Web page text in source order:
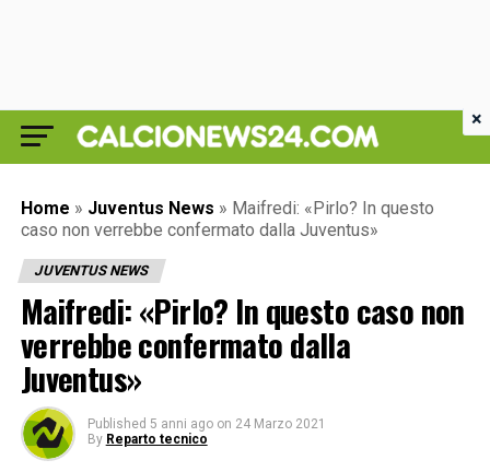
Home » Juventus News » Maifredi: «Pirlo? In questo
caso non verrebbe confermato dalla Juventus»
JUVENTUS NEWS
Maifredi: «Pirlo? In questo caso non
verrebbe confermato dalla
Juventus»
Published 5 anni ago on 24 Marzo 2021
By Reparto tecnico
×